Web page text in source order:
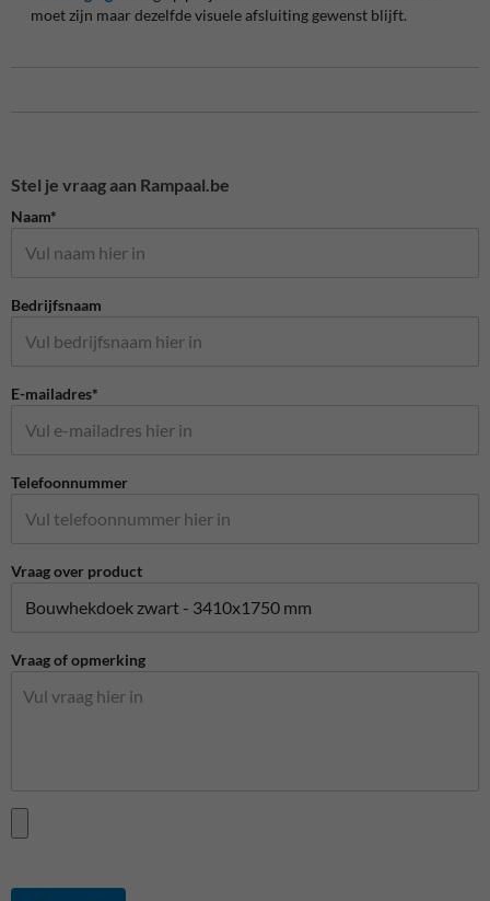
moet zijn maar dezelfde visuele afsluiting gewenst blijft.
Stel je vraag aan Rampaal.be
Naam*
Bedrijfsnaam
E-mailadres*
Telefoonnummer
Vraag over product
Vraag of opmerking